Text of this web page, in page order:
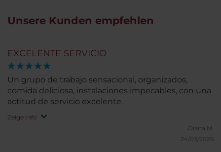
Unsere Kunden empfehlen
EXCELENTE SERVICIO
Un grupo de trabajo sensacional, organizados,
comida deliciosa, instalaciones impecables, con una
actitud de servicio excelente.
Zeige Info
Diana M.
24/03/2026